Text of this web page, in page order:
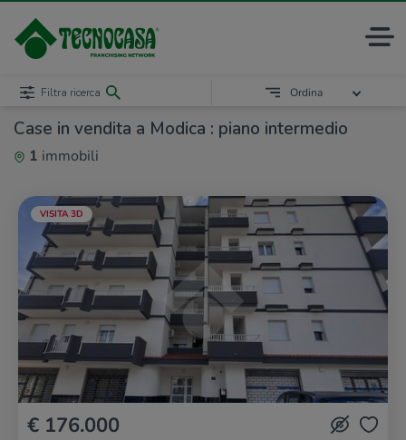
Case in vendita a Modica : piano intermedio
1 immobili
Filtra ricerca Ordina
VISITA 3D
€ 176.000